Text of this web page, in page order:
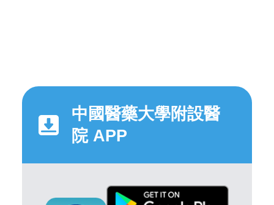
中國醫藥大學附設醫
院 APP